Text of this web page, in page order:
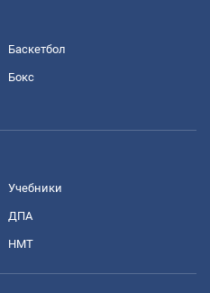
Баскетбол
Бокс
Учебники
ДПА
НМТ